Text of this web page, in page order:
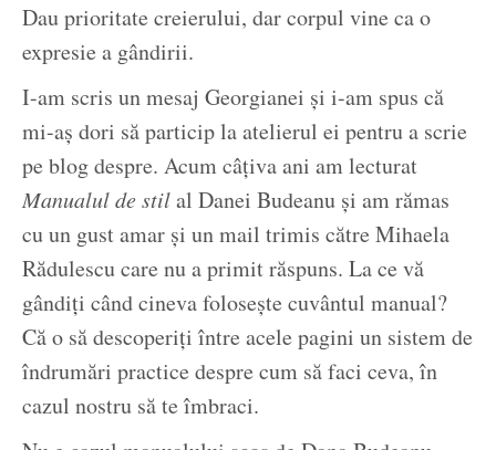
Dau prioritate creierului, dar corpul vine ca o
expresie a gândirii.
I-am scris un mesaj Georgianei și i-am spus că
mi-aș dori să particip la atelierul ei pentru a scrie
pe blog despre. Acum câțiva ani am lecturat
Manualul de stilal Danei Budeanu și am rămas
cu un gust amar și un mail trimis către Mihaela
Rădulescu care nu a primit răspuns. La ce vă
gândiți când cineva folosește cuvântul manual?
Că o să descoperiți între acele pagini un sistem de
îndrumări practice despre cum să faci ceva, în
cazul nostru să te îmbraci.